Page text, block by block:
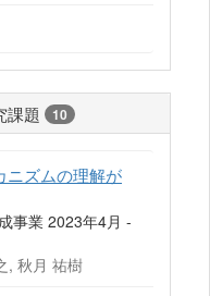
課題 10
ニズムの理解が
事業 2023年4月 -
, 秋月 祐樹